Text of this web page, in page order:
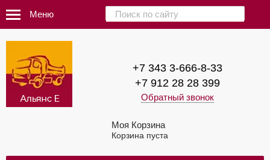
Меню
+7 343 3-666-8-33
+7 912 28 28 399
Обратный звонок
Моя Корзина
Корзина пуста